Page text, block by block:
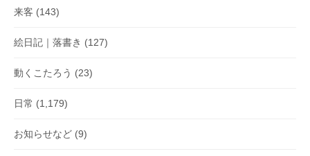
来客 (143)
絵日記｜落書き (127)
動くこたろう (23)
日常 (1,179)
お知らせなど (9)